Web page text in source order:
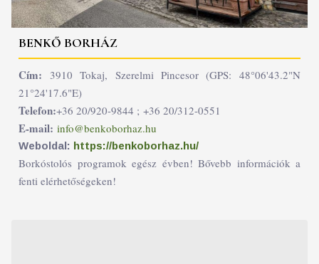
BENKŐ BORHÁZ
Cím: 3910 Tokaj, Szerelmi Pincesor (GPS: 48°06'43.2"N
21°24'17.6"E)
Telefon:+36 20/920-9844 ; +36 20/312-0551
E-mail: info@benkoborhaz.hu
Weboldal: https://benkoborhaz.hu/
Borkóstolós programok egész évben! Bővebb információk a
fenti elérhetőségeken!